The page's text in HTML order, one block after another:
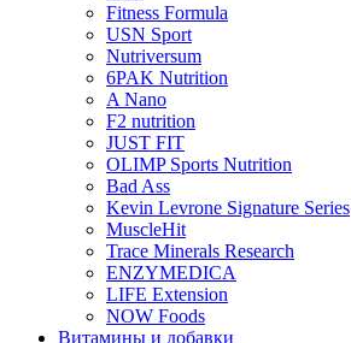
Fitness Formula
USN Sport
Nutriversum
6PAK Nutrition
A Nano
F2 nutrition
JUST FIT
OLIMP Sports Nutrition
Bad Ass
Kevin Levrone Signature Series
MuscleHit
Trace Minerals Research
ENZYMEDICA
LIFE Extension
NOW Foods
Витамины и добавки